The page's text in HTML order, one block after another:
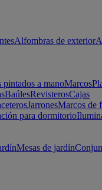
Alfombras de exterior
pintados a manoMarcos
BaúlesRevisterosCajas
JarronesMarcos de
para dormitorio
Mesas de jardín